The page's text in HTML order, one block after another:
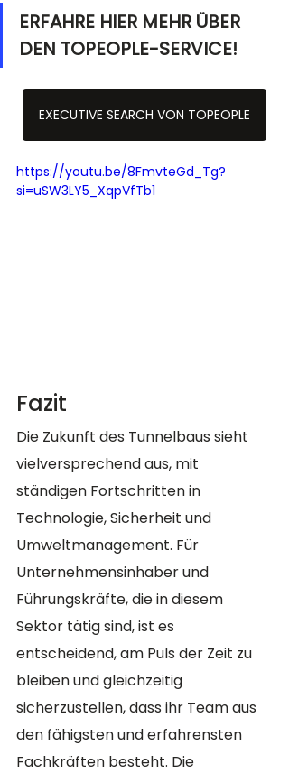
ERFAHRE HIER MEHR ÜBER
DEN TOPEOPLE-SERVICE!
EXECUTIVE SEARCH VON TOPEOPLE
https://youtu.be/8FmvteGd_Tg?
si=uSW3LY5_XqpVfTb1
Fazit
Die Zukunft des Tunnelbaus sieht
vielversprechend aus, mit
ständigen Fortschritten in
Technologie, Sicherheit und
Umweltmanagement. Für
Unternehmensinhaber und
Führungskräfte, die in diesem
Sektor tätig sind, ist es
entscheidend, am Puls der Zeit zu
bleiben und gleichzeitig
sicherzustellen, dass ihr Team aus
den fähigsten und erfahrensten
Fachkräften besteht. Die